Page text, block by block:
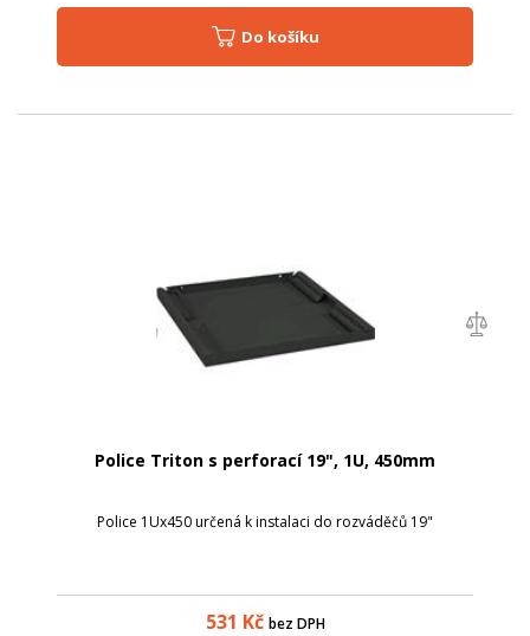
Do košíku
Police Triton s perforací 19", 1U, 450mm
Police 1Ux450 určená k instalaci do rozváděčů 19"
531 Kč bez DPH